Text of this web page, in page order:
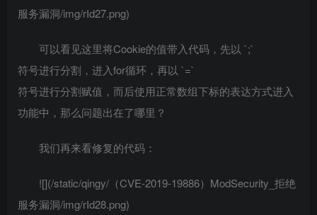
服务漏洞/img/rId27.png)
可以看见这里将Cookie的值带入代码，先以 `;`
符号进行分割，进入for循环，再以 `=`
符号进行分割赋值，而后使用正常数组下标的表达方式进入
功能中，那么问题出在了哪里？
我们再来看修复的代码：
![](/static/qingy/（CVE-2019-19886）ModSecurity_拒绝
服务漏洞/img/rId28.png)